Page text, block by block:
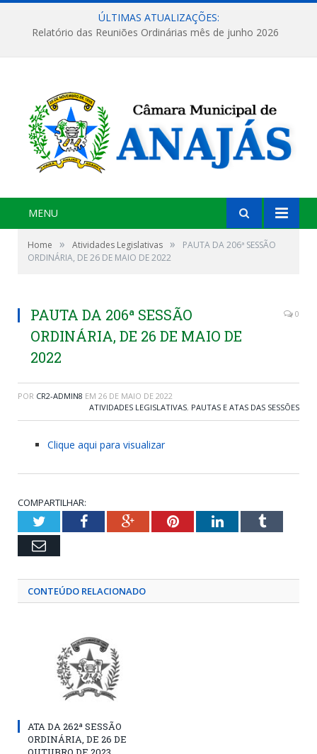
ÚLTIMAS ATUALIZAÇÕES:
Relatório das Reuniões Ordinárias mês de junho 2026
MENU
Home » Atividades Legislativas »
PAUTA DA 206ª SESSÃO
ORDINÁRIA, DE 26 DE MAIO DE 2022
PAUTA DA 206ª SESSÃO
ORDINÁRIA, DE 26 DE MAIO DE
2022
0
POR CR2-ADMIN8 EM 26 DE MAIO DE 2022
ATIVIDADES LEGISLATIVAS, PAUTAS E ATAS DAS SESSÕES
Clique aqui para visualizar
COMPARTILHAR:
TwitterFacebookGoogle+PinterestLinkedInTumblr
Email
CONTEÚDO RELACIONADO
ATA DA 262ª SESSÃO
ORDINÁRIA, DE 26 DE